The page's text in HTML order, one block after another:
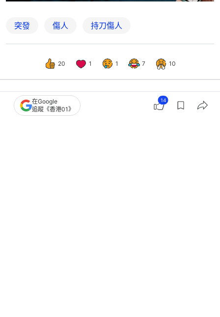
突發 傷人 持刀傷人
20 1 1 7 10
港聞 突發
在Google
追蹤《香港01》
14